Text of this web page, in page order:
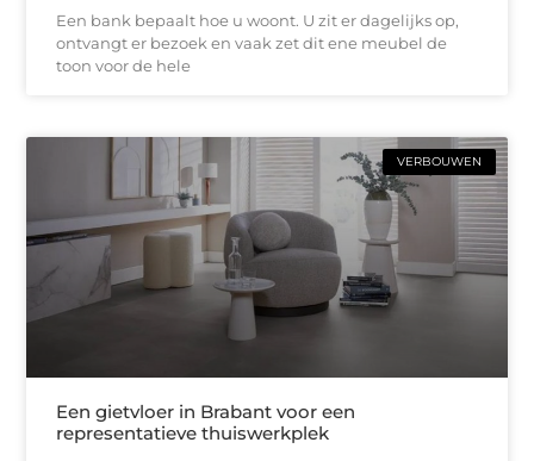
Een bank bepaalt hoe u woont. U zit er dagelijks op,
ontvangt er bezoek en vaak zet dit ene meubel de
toon voor de hele
VERBOUWEN
Een gietvloer in Brabant voor een
representatieve thuiswerkplek